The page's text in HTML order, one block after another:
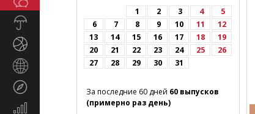
Экономика
1 2 3 4
5
6
7 8 9 10 11
12
13
14 15 16 17 18
19
20
21 22 23 24 25
26
27
28 29 30 31
За последние 60 дней 60 выпусков
(примерно раз день)